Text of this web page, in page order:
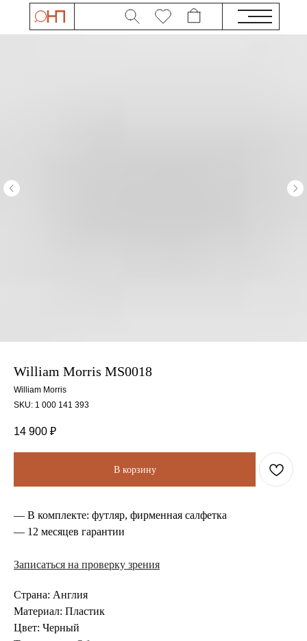
William Morris MS0018
William Morris
SKU: 1 000 141 393
14 900 ₽
В корзину
— В комплекте: футляр, фирменная салфетка
— 12 месяцев гарантии
Записаться на проверку зрения
Страна: Англия
Материал: Пластик
Цвет: Черный